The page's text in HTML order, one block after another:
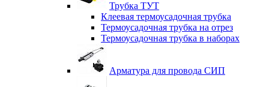
Трубка ТУТ
Клеевая термоусадочная трубка
Термоусадочная трубка на отрез
Термоусадочная трубка в наборах
Арматура для провода СИП